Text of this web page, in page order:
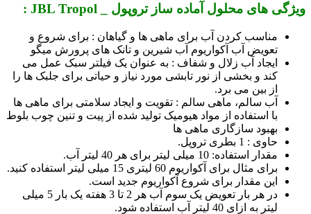
ویژگی های محلول آماده ساز تروپول _ JBL Tropol :
مناسب کردن آب برای ماهی ها و گیاهان : برای شروع و
تعویض آب آکواریوم آب شیرین و تانک های پرورش میگو
ایجاد آب زلال و شفاف : به عنوان یک فیلتر سبک عمل می
کند و بخشی از نور تابشی مورد نیاز و حیاتی برای جلبک ها را
از بین می برد.
آب سالم، ماهی سالم : تقویت و ایجاد سلامتی برای ماهی ها
با استفاده از مواد هیومیک تولید شده از پیت و تنین چوب بلوط
بهبود سازگاری ماهی ها
حاوی : 1 بطری تروپل.
مقدار استفاده: 10 میلی لیتر برای هر 40 لیتر آب.
برای مثال برای آکواریوم 60 لیتری 15 میلی لیتر استفاده کنید.
این مقدار برای شروع آکواریوم جدید است.
در هر بار تعویض یک سوم آب هر 2 تا 3 هفته یک بار 5 میلی
لیتر به ازای 40 لیتر آب استفاده شود.